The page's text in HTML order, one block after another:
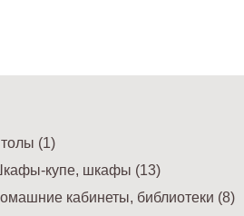
(1)
купе, шкафы (13)
кабинеты, библиотеки (8)